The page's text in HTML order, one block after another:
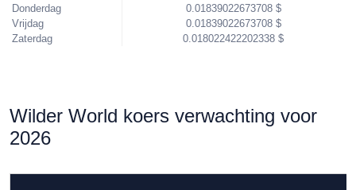
Donderdag
Vrijdag
Zaterdag
0.01839022673708 $
0.01839022673708 $
0.018022422202338 $
Wilder World koers verwachting voor
2026